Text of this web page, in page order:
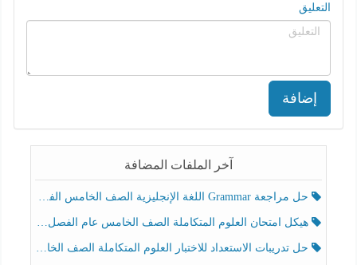
التعليق
إضافة
آخر الملفات المضافة
حل مراجعة Grammar اللغة الإنجليزية الصف الخامس الفصل الثالث
هيكل امتحان العلوم المتكاملة الصف الخامس عام الفصل الدراسي الثالث 2025-2026
حل تدريبات الاستعداد للاختبار العلوم المتكاملة الصف الخامس عام الفصل الثالث